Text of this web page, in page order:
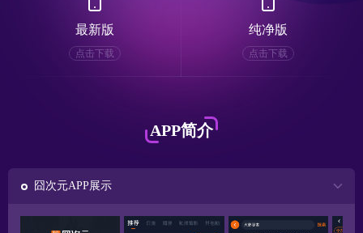
最新版
点击下载
纯净版
点击下载
APP简介
囧次元APP展示